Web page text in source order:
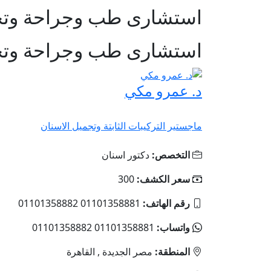
استشارى طب وجراحة
استشارى طب وجراحة
د. عمرو مكي
ماجستير التركيبات الثابتة وتجميل الاسنان
التخصص: دكتور اسنان
سعر الكشف: 300
رقم الهاتف: 01101358881 01101358882
واتساب: 01101358881 01101358882
المنطقة: مصر الجديدة , القاهرة